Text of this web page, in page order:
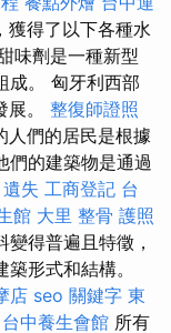
獲得了以下各種水
味劑是一種新型
成。 匈牙利西部
。 整復師證照
人們的居民是根據
們的建築物是通過
失 工商登記 台
館 大里 整骨 護照
得普遍且特徵，
形式和結構。
店 seo 關鍵字 東
台中養生會館 所有